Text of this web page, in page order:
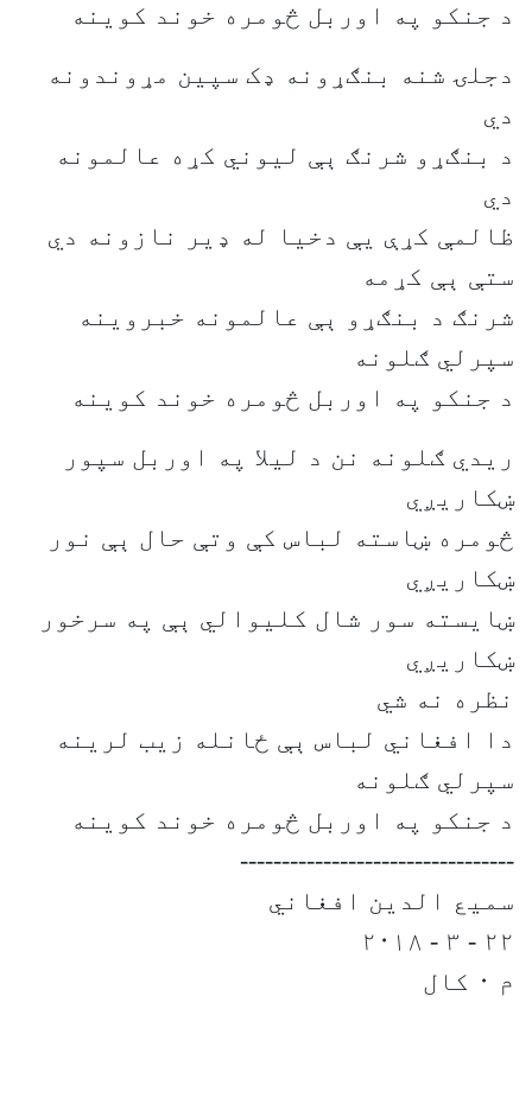
د جنکو په اوربل څومره خوند کوینه
دجلۍ شنه بنګړونه ډک سپين مړوندونه
دي
د بنګړو شرنګ ېې ليوني کړه عالمونه
دي
ظالمې کړې يې دخيا له ډیر نازونه دي
ستې ېې کړمه
شرنګ د بنګړو ېې عالمونه خبروينه
سپرلي ګلونه
د جنکو په اوربل څومره خوند کوینه
ریدي ګلونه نن د لیلا په اوربل سپور
ښکاريږي
څومره ښاسته لباس کې وتې حال ېې نور
ښکاريږي
ښايسته سور شال کليوالي ېې په سرخور
ښکاريږي
نظره نه شي
دا افغاني لباس ېې ځانله زیب لرینه
سپرلي ګلونه
د جنکو په اوربل څومره خوند کوینه
---------------------------------
سميع الدين افغاني
۲۲ - ۳ - ٢٠۱۸
م ۰ کال